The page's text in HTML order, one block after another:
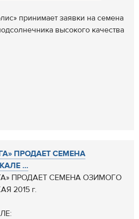
принимает заявки на семена
высокого качества
ПРОДАЕТ СЕМЕНА
...
ПРОДАЕТ СЕМЕНА ОЗИМОГО
2015 г.